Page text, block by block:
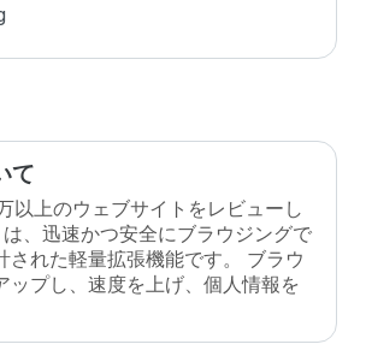
て
以上のウェブサイトをレビューし
は、迅速かつ安全にブラウジングで
された軽量拡張機能です。 ブラウ
ップし、速度を上げ、個人情報を